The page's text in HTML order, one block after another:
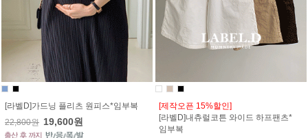
[라벨D]가드닝 플리츠 원피스*임부복
22,800원 19,600원
[제작오픈 15%할인]
[라벨D]내츄럴코튼 와이드 하프팬츠*
임부복